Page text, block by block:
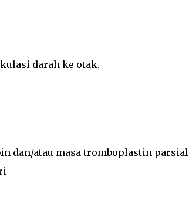
darah ke otak.
dan/atau masa tromboplastin parsial